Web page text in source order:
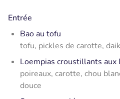
Entrée
Bao au tofu
tofu, pickles de carotte,
Loempias croustillants aux
poireaux, carotte, chou
douce